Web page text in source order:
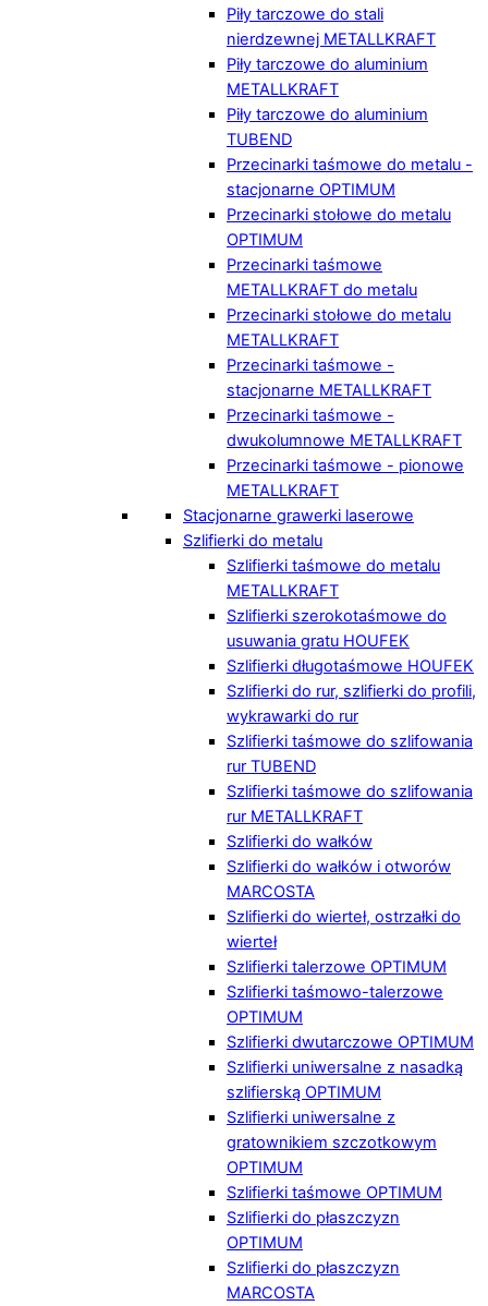
Piły tarczowe do stali
nierdzewnej METALLKRAFT
Piły tarczowe do aluminium
METALLKRAFT
Piły tarczowe do aluminium
TUBEND
Przecinarki taśmowe do metalu -
stacjonarne OPTIMUM
Przecinarki stołowe do metalu
OPTIMUM
Przecinarki taśmowe
METALLKRAFT do metalu
Przecinarki stołowe do metalu
METALLKRAFT
Przecinarki taśmowe -
stacjonarne METALLKRAFT
Przecinarki taśmowe -
dwukolumnowe METALLKRAFT
Przecinarki taśmowe - pionowe
METALLKRAFT
Stacjonarne grawerki laserowe
Szlifierki do metalu
Szlifierki taśmowe do metalu
METALLKRAFT
Szlifierki szerokotaśmowe do
usuwania gratu HOUFEK
Szlifierki długotaśmowe HOUFEK
Szlifierki do rur, szlifierki do profili,
wykrawarki do rur
Szlifierki taśmowe do szlifowania
rur TUBEND
Szlifierki taśmowe do szlifowania
rur METALLKRAFT
Szlifierki do wałków
Szlifierki do wałków i otworów
MARCOSTA
Szlifierki do wierteł, ostrzałki do
wierteł
Szlifierki talerzowe OPTIMUM
Szlifierki taśmowo-talerzowe
OPTIMUM
Szlifierki dwutarczowe OPTIMUM
Szlifierki uniwersalne z nasadką
szlifierską OPTIMUM
Szlifierki uniwersalne z
gratownikiem szczotkowym
OPTIMUM
Szlifierki taśmowe OPTIMUM
Szlifierki do płaszczyzn
OPTIMUM
Szlifierki do płaszczyzn
MARCOSTA